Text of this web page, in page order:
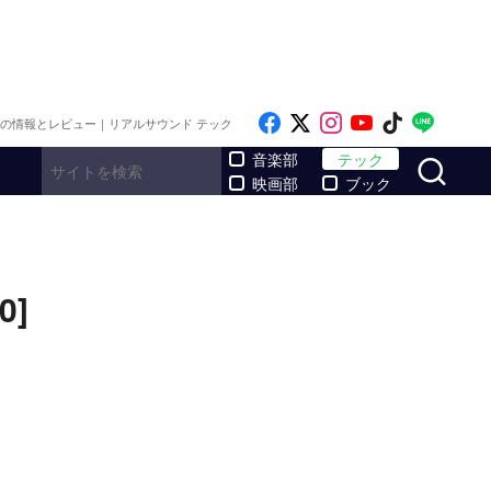
情報とレビュー｜リアルサウンド テック Like on Facebook
Follow on x
Follow on
Follow on
Follow
音楽部
映画部
テック
ブック